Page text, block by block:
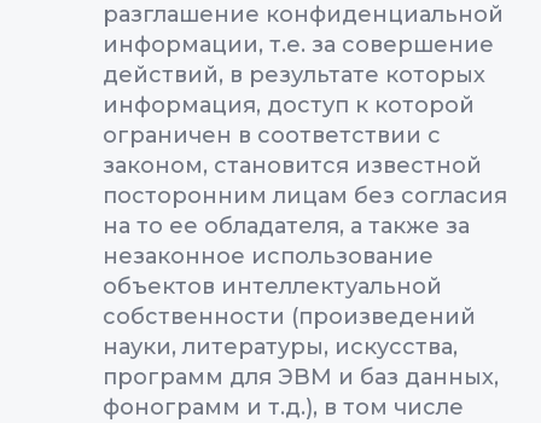
разглашение конфиденциальной
информации, т.е. за совершение
действий, в результате которых
информация, доступ к которой
ограничен в соответствии с
законом, становится известной
посторонним лицам без согласия
на то ее обладателя, а также за
незаконное использование
объектов интеллектуальной
собственности (произведений
науки, литературы, искусства,
программ для ЭВМ и баз данных,
фонограмм и т.д.), в том числе